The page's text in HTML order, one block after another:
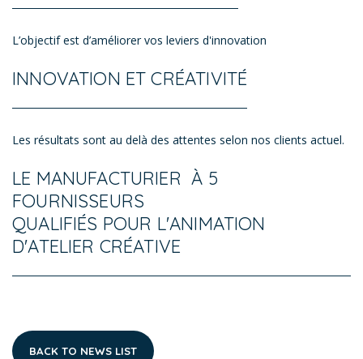
L’objectif est d’améliorer vos leviers d'innovation
INNOVATION ET CRÉATIVITÉ
Les résultats sont au delà des attentes selon nos clients actuel.
LE MANUFACTURIER À 5
FOURNISSEURS
​QUALIFIÉS POUR L'ANIMATION
D'ATELIER CRÉATIVE
BACK TO NEWS LIST